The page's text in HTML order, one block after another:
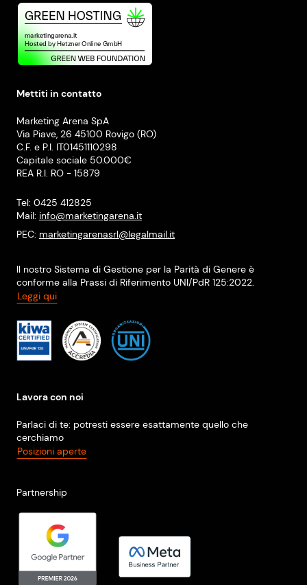
Mettiti in contatto
Marketing Arena SpA
Via Piave, 26 45100 Rovigo (RO)
C.F. e P.I. IT01451110298
Capitale sociale 50.000€
REA R.I. RO - 15879
Tel: 0425 412825
Mail: info@marketingarena.it
PEC: marketingarenasrl@legalmail.it
Il nostro Sistema di Gestione per la Parità di Genere è
conforme alla Prassi di Riferimento UNI/PdR 125:2022.
Leggi qui
Lavora con noi
Parlaci di te: potresti essere esattamente quello che
cerchiamo
Posizioni aperte
Partnership